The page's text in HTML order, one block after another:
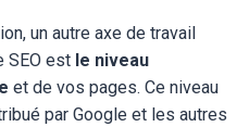
un autre axe de travail
SEO est le niveau
et de vos pages. Ce niveau
par Google et les autres